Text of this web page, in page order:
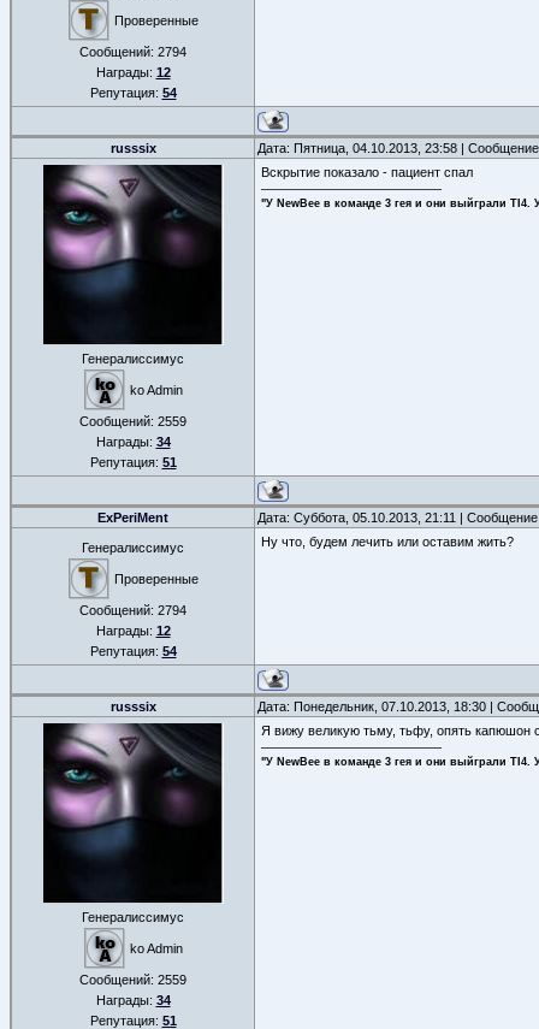
Проверенные
Сообщений: 2794
Награды: 12
Репутация: 54
russsix Дата: Пятница, 04.10.2013, 23:58 |
Генералиссимус
ko Admin
Сообщений: 2559
Награды: 34
Репутация: 51
Вскрытие показало - пациент спал
"У NewBee в команде 3 гея и они выйграли
ExPeriMent Дата: Суббота, 05.10.2013, 21:11 |
Генералиссимус
Проверенные
Сообщений: 2794
Награды: 12
Репутация: 54
Ну что, будем лечить или оставим жить?
russsix Дата: Понедельник, 07.10.2013, 18:30 |
Генералиссимус
ko Admin
Сообщений: 2559
Награды: 34
Репутация: 51
Я вижу великую тьму, тьфу, опять капюшон
"У NewBee в команде 3 гея и они выйграли